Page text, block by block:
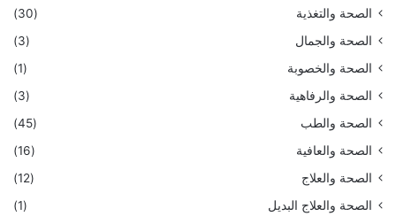
الصحة والتغذية
(30)
الصحة والجمال
(3)
الصحة والخصوبة
(1)
الصحة والرفاهية
(3)
الصحة والطب
(45)
الصحة والعافية
(16)
الصحة والعلاج
(12)
الصحة والعلاج البديل
(1)